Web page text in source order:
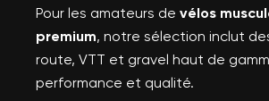
Pour les amateurs de vélos
premium, notre sélection inclut
route, VTT et gravel haut de
performance et qualité.